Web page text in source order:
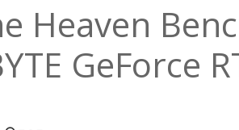
Heaven
GeForce